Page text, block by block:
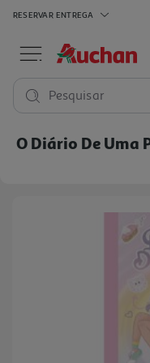
RESERVAR ENTREGA
Pesquisar
O Diário De Uma